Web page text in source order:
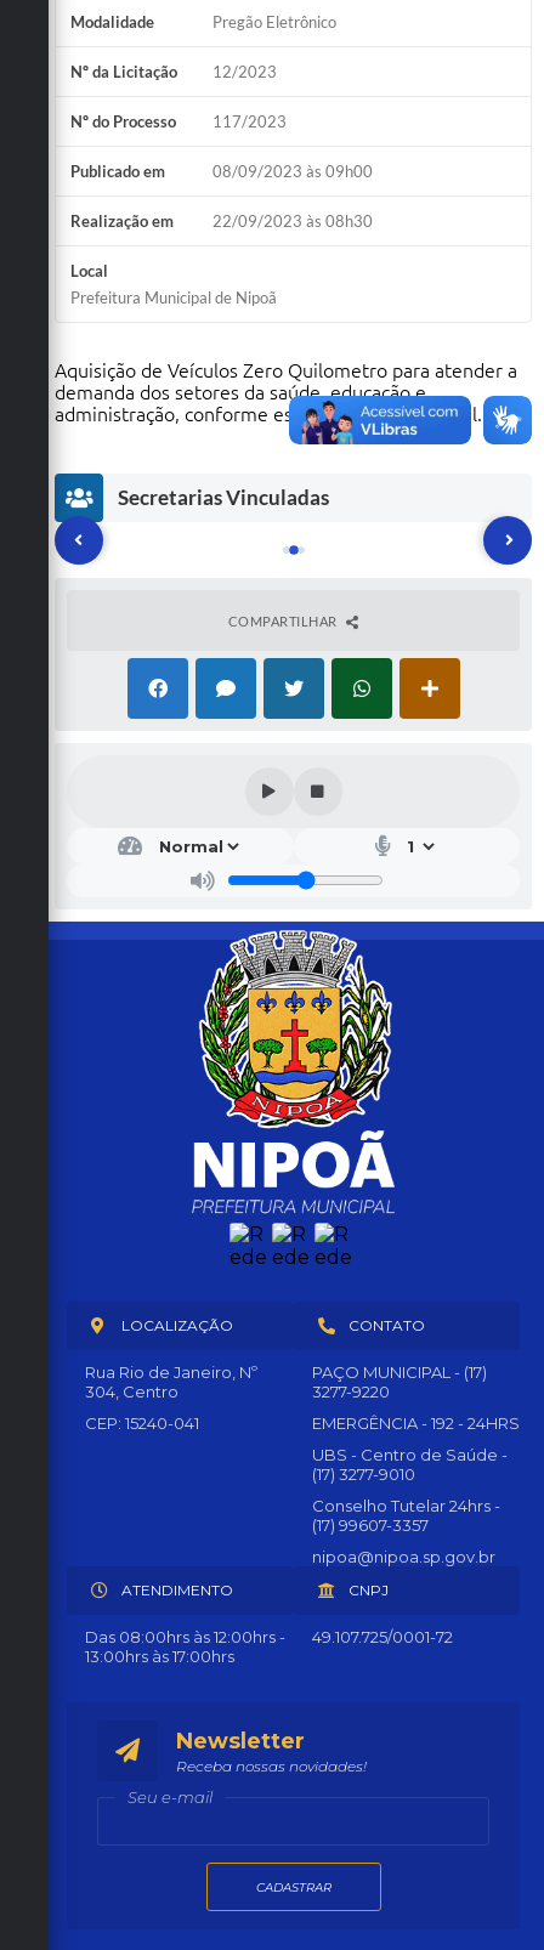
Modalidade Pregão Eletrônico
Nº da Licitação 12/2023
Nº do Processo 117/2023
Publicado em 08/09/2023 às 09h00
Realização em 22/09/2023 às 08h30
Local
Prefeitura Municipal de Nipoã
Aquisição de Veículos Zero Quilometro para atender a
demanda dos setores da saúde, educação e
administração, conforme especificações do edital.
Secretarias Vinculadas
MIN
IST
O -
PRE
ÇÃ
O
d.
Tiag
o H.
de
Olive
ira
COMPARTILHAR
LOCALIZAÇÃO
Rua Rio de Janeiro, Nº
304, Centro
CEP: 15240-041
CONTATO
PAÇO MUNICIPAL - (17)
3277-9220
EMERGÊNCIA - 192 - 24HRS
UBS - Centro de Saúde -
(17) 3277-9010
Conselho Tutelar 24hrs -
(17) 99607-3357
nipoa@nipoa.sp.gov.br
ATENDIMENTO
Das 08:00hrs às 12:00hrs -
13:00hrs às 17:00hrs
CNPJ
49.107.725/0001-72
Newsletter
Receba nossas novidades!
Seu e-mail
CADASTRAR